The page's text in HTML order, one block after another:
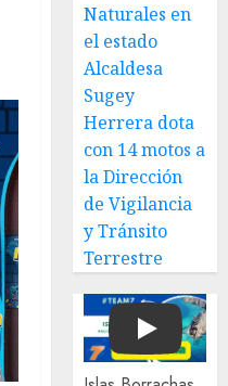
Naturales en
el estado
Alcaldesa
Sugey
Herrera dota
con 14 motos a
la Dirección
de Vigilancia
y Tránsito
Terrestre
Play